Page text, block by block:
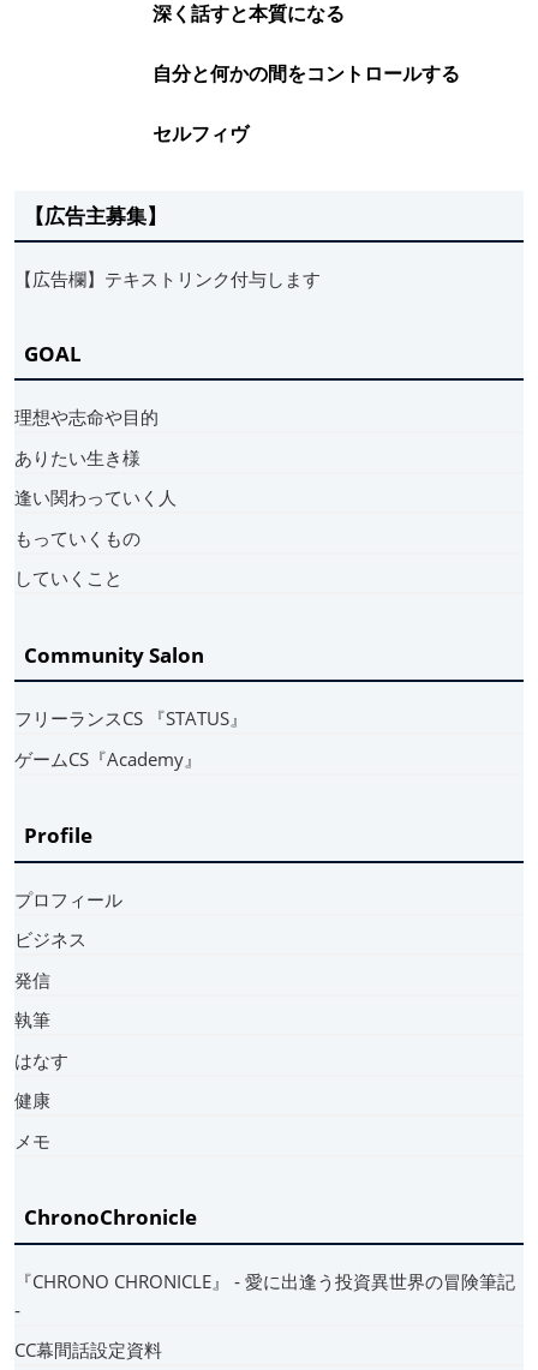
深く話すと本質になる
自分と何かの間をコントロールする
セルフィヴ
【広告主募集】
【広告欄】テキストリンク付与します
GOAL
理想や志命や目的
ありたい生き様
逢い関わっていく人
もっていくもの
していくこと
Community Salon
フリーランスCS 『STATUS』
ゲームCS『Academy』
Profile
プロフィール
ビジネス
発信
執筆
はなす
健康
メモ
ChronoChronicle
『CHRONO CHRONICLE』 ‐ 愛に出逢う投資異世界の冒険筆記
‐
CC幕間話設定資料